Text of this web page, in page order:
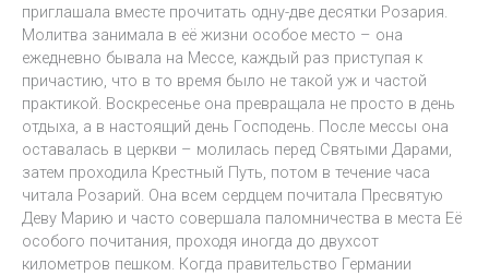
приглашала вместе прочитать одну-две десятки Розария.
Молитва занимала в её жизни особое место – она
ежедневно бывала на Мессе, каждый раз приступая к
причастию, что в то время было не такой уж и частой
практикой. Воскресенье она превращала не просто в день
отдыха, а в настоящий день Господень. После мессы она
оставалась в церкви – молилась перед Святыми Дарами,
затем проходила Крестный Путь, потом в течение часа
читала Розарий. Она всем сердцем почитала Пресвятую
Деву Марию и часто совершала паломничества в места Её
особого почитания, проходя иногда до двухсот
километров пешком. Когда правительство Германии